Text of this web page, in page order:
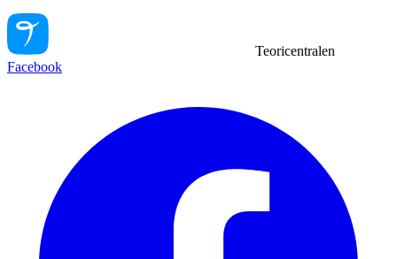
Teoricentralen
Facebook